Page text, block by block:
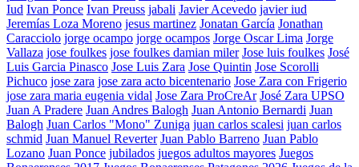
Iud Ivan Ponce Ivan Preuss jabali Javier Acevedo javier iud
Jeremías Loza Moreno jesus martinez Jonatan García Jonathan
Caracciolo jorge ocampo jorge ocampos Jorge Oscar Lima Jorge
Vallaza jose foulkes jose foulkes damian miler Jose luis foulkes José
Luis Garcia Pinasco Jose Luis Zara Jose Quintin Jose Scorolli
Pichuco jose zara jose zara acto bicentenario Jose Zara con Frigerio
jose zara maria eugenia vidal Jose Zara ProCreAr José Zara UPSO
Juan A Pradere Juan Andres Balogh Juan Antonio Bernardi Juan
Balogh Juan Carlos "Mono" Zuniga juan carlos scalesi juan carlos
schmid Juan Manuel Reverter Juan Pablo Barreno Juan Pablo
Lozano Juan Ponce jubilados juegos adultos mayores Juegos